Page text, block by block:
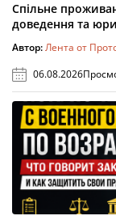
Спільне
доведення та
Автор:Лента от
06.08.2026